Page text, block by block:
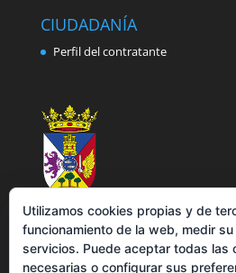
CIUDADANÍA
Perfil del contratante
Utilizamos cookies propias y de
funcionamiento de la web, medir
servicios. Puede aceptar todas las
necesarias o configurar sus